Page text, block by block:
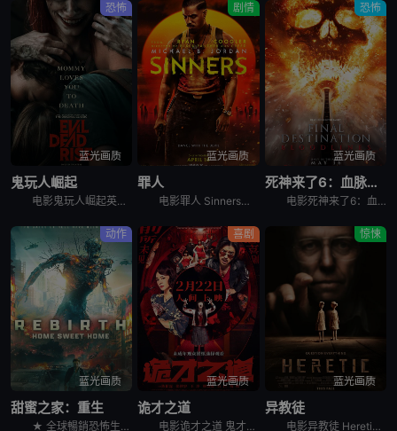
恐怖
蓝光画质
鬼玩人崛起
电影鬼玩人崛起英文名Evil Dead Rise，讲述了：一对感情疏离的姐妹终于重聚，姐姐艾莉（阿丽莎·萨瑟兰 Alyssa Sutherland 饰）意外被恶魔附体，妹妹贝丝（莉莉·沙利文 Li
剧情
蓝光画质
罪人
电影罪人 Sinners讲述的是：双胞胎兄弟（迈克尔·B·乔丹 Michael B. Jordan 饰）试图摆脱不愉快的过往，回到家乡想重新开始，但却发现更为恐怖的邪恶势力正等待着他们的回归……
恐怖
蓝光画质
死神来了6：血脉诅咒
电影死神来了6：血脉诅咒讲述了，大学生史蒂芬妮（凯特琳·桑塔·胡安娜 Kaitlyn Santa Juana 饰）饱受反复出现的暴力恶梦所困扰，于是决定回到家乡，寻找唯一可能打破这个循环的人，并拯
动作
蓝光画质
甜蜜之家：重生
★ 全球暢銷恐怖生存電玩改編首搬大銀幕！ &nbsp; &nbsp; &nbsp; &nbsp; &nbsp; &nbsp; &nbsp; &nbsp; &nbsp; &nbsp; &nbsp;
喜剧
蓝光画质
诡才之道
电影诡才之道 鬼才之道讲述的是：所有人都只关心闹鬼吓不吓人，却没人关心鬼闹得累不累。在著名闹鬼圣地“旺来温泉大饭店”414号房里，过气女鬼天后「凯萨琳」（张榕容 饰）和三流阴间经纪人「Makoto
惊悚
蓝光画质
异教徒
电影异教徒 Heretic讲述了两名女传教士被引诱到一个古怪危险的男人家里，试图改变他的信仰，开启了一场猫捉老鼠的游戏。